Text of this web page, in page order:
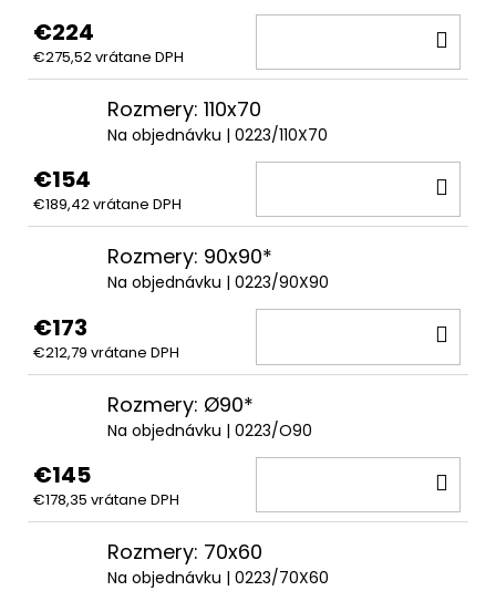
€224
€275,52 vrátane DPH
Rozmery: 110x70
Na objednávku | 0223/110X70
€154
€189,42 vrátane DPH
Rozmery: 90x90*
Na objednávku | 0223/90X90
€173
€212,79 vrátane DPH
Rozmery: Ø90*
Na objednávku | 0223/O90
€145
€178,35 vrátane DPH
Rozmery: 70x60
Na objednávku | 0223/70X60